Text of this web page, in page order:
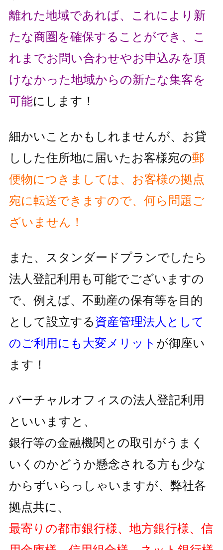
離れた地域であれば、これにより 新
たな商圏を確保することができ、こ
れまでお問い合わせやお申込みを頂
けなかった地域からの新たな集客を
可能にします！
細かいことかもしれませんが、お貸
しした住所地に届いたお客様宛の郵
便物につきましては、お客様の拠点
宛に転送できますので、何ら問題ご
ざいません！
また、スタンダードプランでしたら
法人登記利用も可能でございますの
で、 例えば、不動産の保有等を目的
として設立する 資産管理法人として
のご利用にも大変メリット が御座い
ます！
バーチャルオフィスの法人登記利用
といいますと、
銀行等の金融機関との取引がうまく
いくのかどうか懸念される方も少な
からずいらっしゃいますが、弊社各
拠点共に、
最寄りの都市銀行様、地方銀行様、信